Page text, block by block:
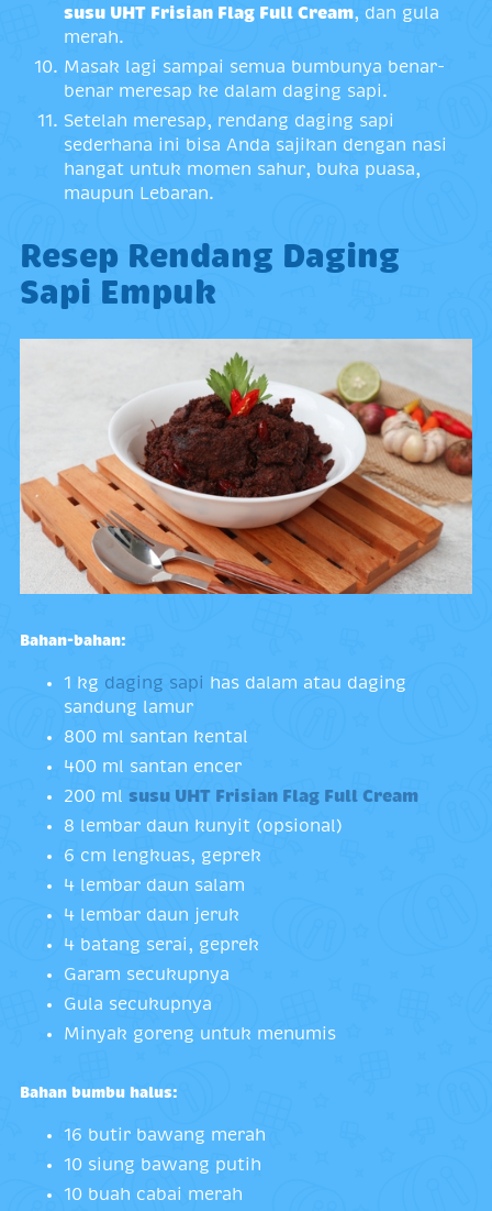
susu UHT Frisian Flag Full Cream, dan gula
merah.
Masak lagi sampai semua bumbunya benar-
benar meresap ke dalam daging sapi.
Setelah meresap, rendang daging sapi
sederhana ini bisa Anda sajikan dengan nasi
hangat untuk momen sahur, buka puasa,
maupun Lebaran.
Resep Rendang Daging
Sapi Empuk
Bahan-bahan:
1 kg daging sapi has dalam atau daging
sandung lamur
800 ml santan kental
400 ml santan encer
200 ml susu UHT Frisian Flag Full Cream
8 lembar daun kunyit (opsional)
6 cm lengkuas, geprek
4 lembar daun salam
4 lembar daun jeruk
4 batang serai, geprek
Garam secukupnya
Gula secukupnya
Minyak goreng untuk menumis
Bahan bumbu halus:
16 butir bawang merah
10 siung bawang putih
10 buah cabai merah